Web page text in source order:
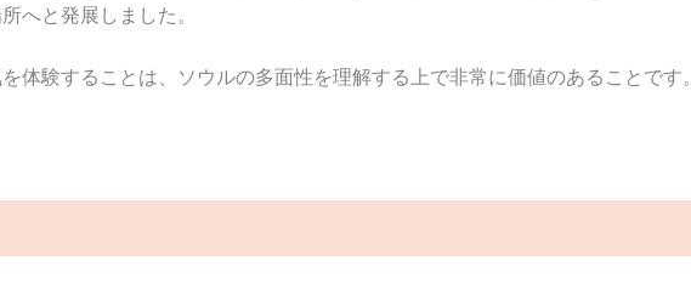
へと発展しました。
験することは、ソウルの多面性を理解する上で非常に価値のあることです。